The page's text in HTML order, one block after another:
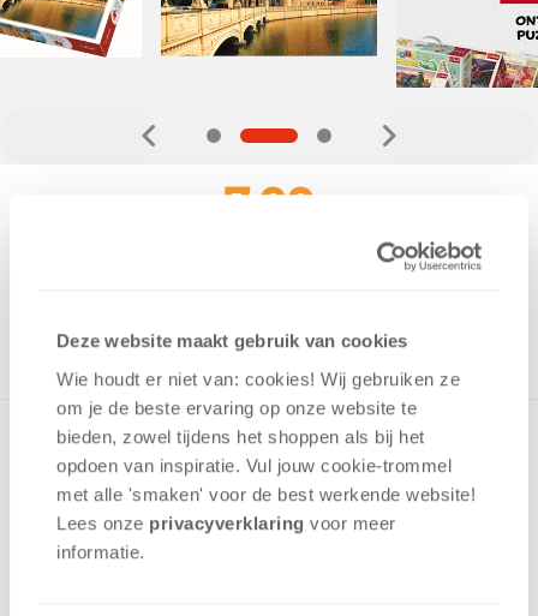
Deze website maakt gebruik van cookies
Wie houdt er niet van: cookies! Wij gebruiken ze
om je de beste ervaring op onze website te
bieden, zowel tijdens het shoppen als bij het
opdoen van inspiratie. Vul jouw cookie-trommel
met alle 'smaken' voor de best werkende website​!
Lees onze privacyverklaring voor meer
informatie.
7,99
Puzzel met een afbeelding van het kasteel van Schwerin
wat staat op een eiland in de Schweriner See. Gedurende
eeuwen was het de residentie van de hertogen en
groothertogen van Mecklenburg en Mecklenburg-Schwerin.
Thans wordt het gebruikt als de zetel van het parlement van